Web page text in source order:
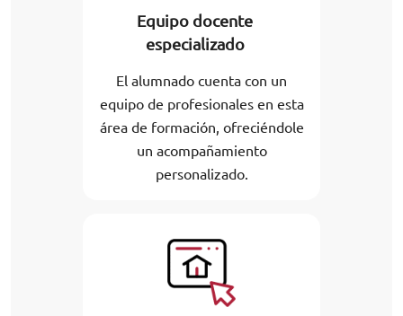
Equipo docente
especializado
El alumnado cuenta con un
equipo de profesionales en esta
área de formación, ofreciéndole
un acompañamiento
personalizado.